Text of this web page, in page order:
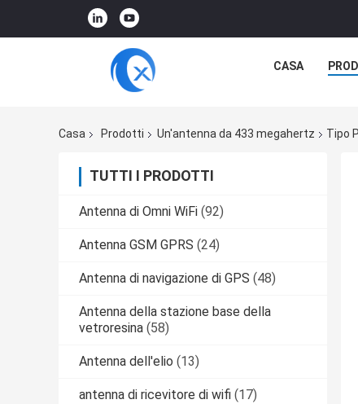
CASA
Casa Prodotti Un'antenna da 433 megahertz Tipo
TUTTI I PRODOTTI
Antenna di Omni WiFi (92)
Antenna GSM GPRS (24)
Antenna di navigazione di GPS (48)
Antenna della stazione base della
vetroresina (58)
Antenna dell'elio (13)
antenna di ricevitore di wifi (17)